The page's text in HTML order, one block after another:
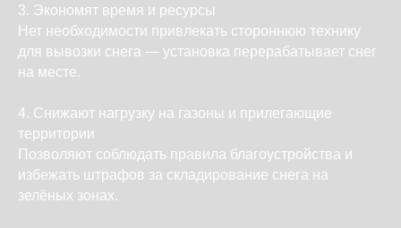
3. Экономят время и ресурсы
Нет необходимости привлекать стороннюю технику
для вывозки снега — установка перерабатывает снег
на месте.
4. Снижают нагрузку на газоны и прилегающие
территории
Позволяют соблюдать правила благоустройства и
избежать штрафов за складирование снега на
зелёных зонах.